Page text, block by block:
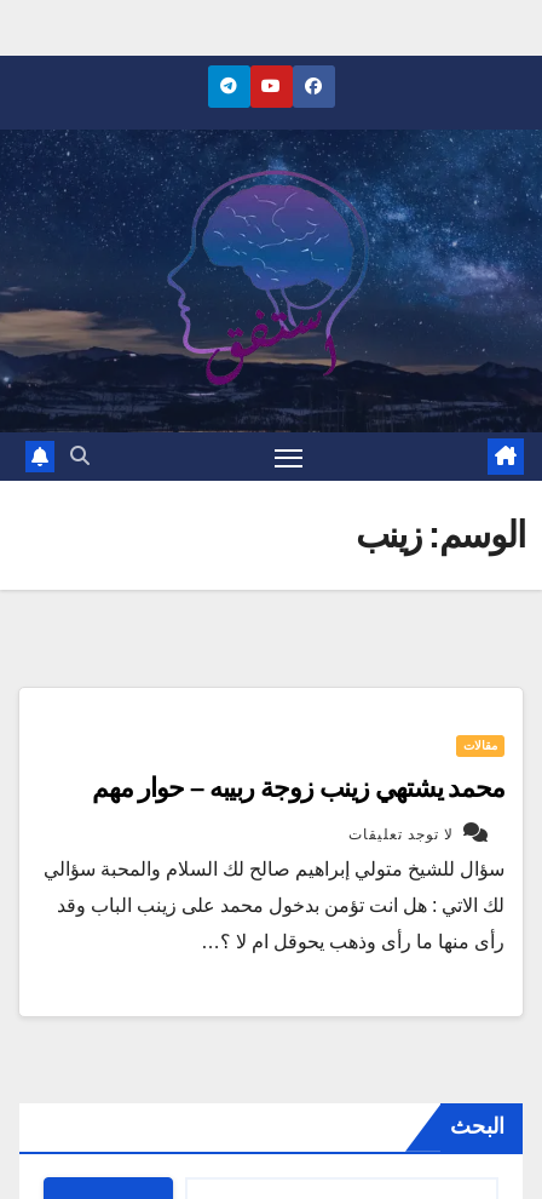
content
موقع استفق
الوسم:زينب
مقالات
محمد يشتهي زينب زوجة ربيبه – حوار مهم
لا توجد تعليقات
سؤال للشيخ متولي إبراهيم صالح لك السلام والمحبة سؤالي
لك الاتي : هل انت تؤمن بدخول محمد على زينب الباب وقد
رأى منها ما رأى وذهب يحوقل ام لا ؟…
البحث